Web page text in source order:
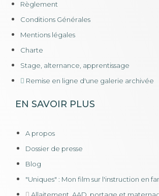
Règlement
Conditions Générales
Mentions légales
Charte
Stage, alternance, apprentissage
Remise en ligne d'une galerie archivée
EN SAVOIR PLUS
A propos
Dossier de presse
Blog
"Uniques" : Mon film sur l'instruction en
Allaitement, AAD, portage et